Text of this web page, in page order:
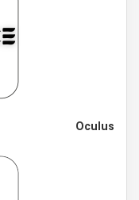
Oculus